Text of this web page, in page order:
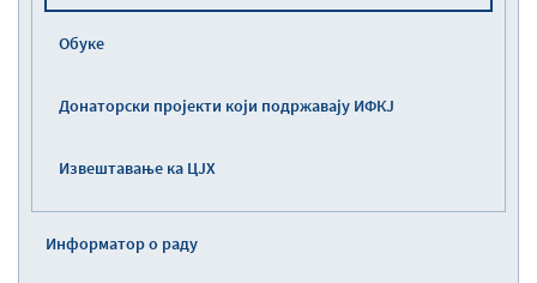
Обуке
Донаторски пројекти који подржавају ИФКЈ
Извештавање ка ЦЈХ
Информатор о раду